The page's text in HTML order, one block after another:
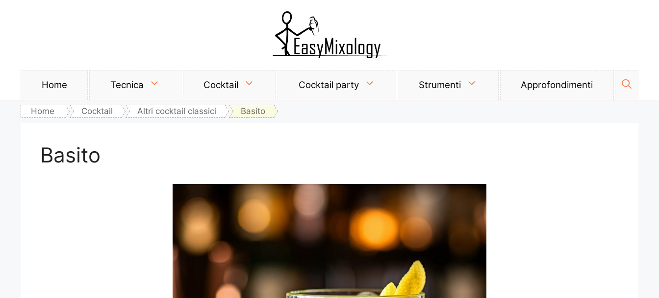
Home Tecnica Cocktail Cocktail party Strumenti Approfondimenti
Home Cocktail Altri cocktail classici Basito
Basito